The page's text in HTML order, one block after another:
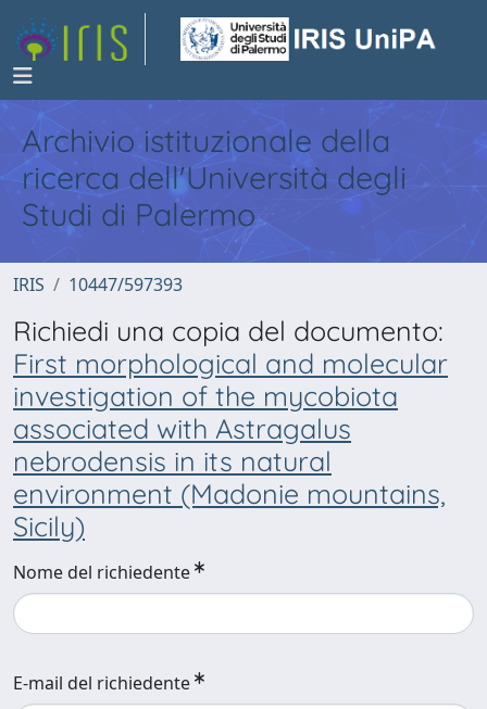
Archivio istituzionale della
ricerca dell'Università degli
Studi di Palermo
IRIS 10447/597393
Richiedi una copia del documento:
First morphological and molecular
investigation of the mycobiota
associated with Astragalus
nebrodensis in its natural
environment (Madonie mountains,
Sicily)
Nome del richiedente
E-mail del richiedente